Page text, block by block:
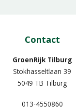
Contact
GroenRijk Tilburg
Stokhasseltlaan 39
5049 TB Tilburg
013-4550860